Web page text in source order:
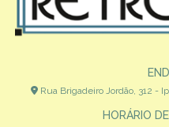
Rua Brigadeiro Jordão, 312 -
HORÁRIO